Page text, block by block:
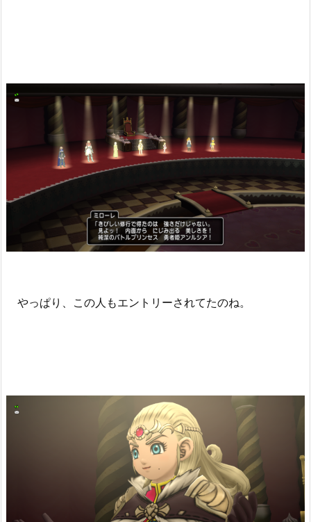
やっぱり、この人もエントリーされてたのね。